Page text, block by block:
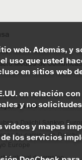
Medios de
en DS
a Daiichi Sankyo
tu camino en Daiichi
Europe
global de empleo
web. Además, y
uso que usted
en sitios web
en relación
y no
vídeos y mapas
los servicios